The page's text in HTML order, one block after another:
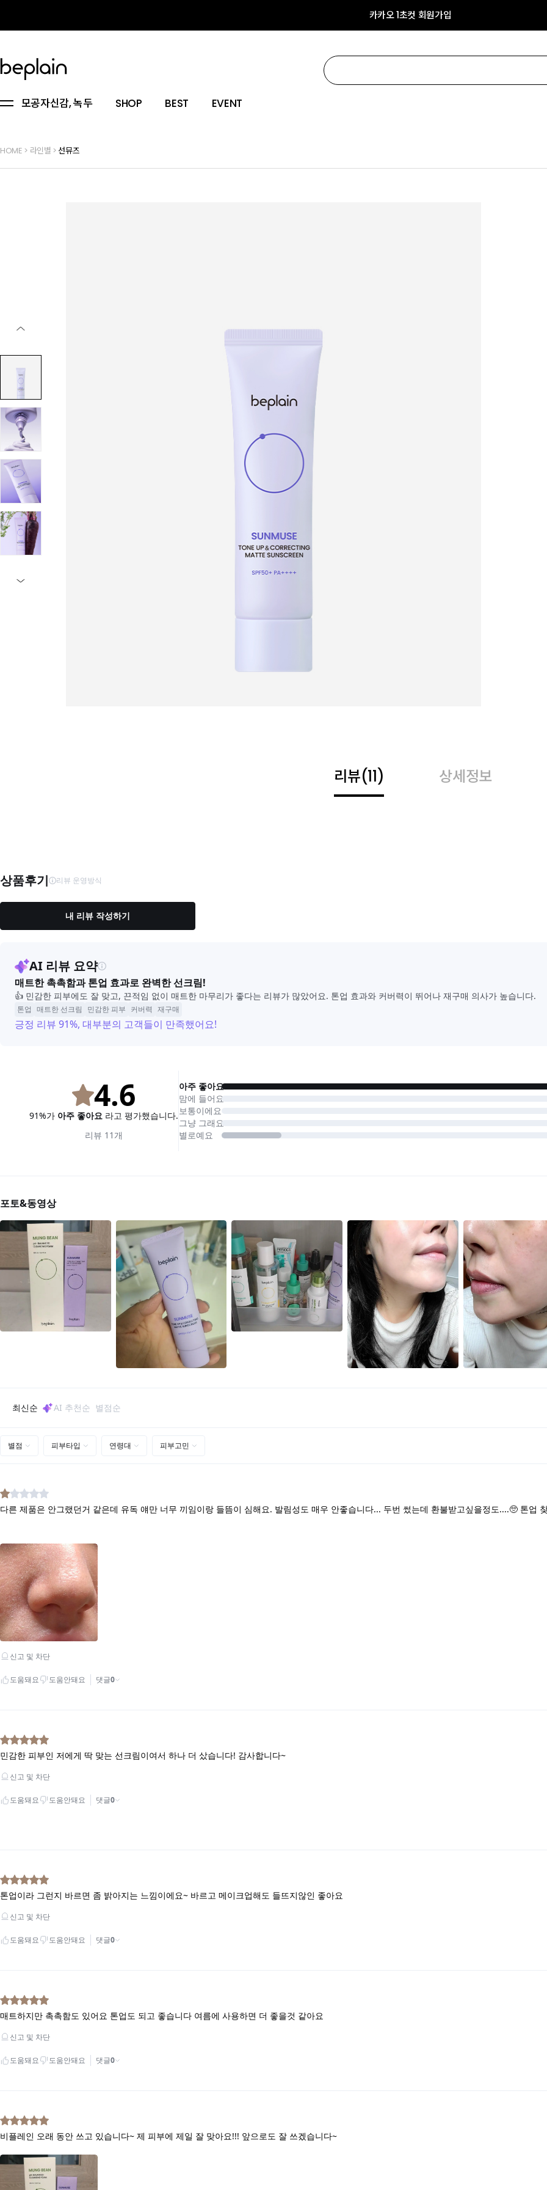
카카오 1초컷 회원가입
모공자신감, 녹두 SHOP BEST EVENT
HOME > 라인별 > 선뮤즈
리뷰(11) 상세정보